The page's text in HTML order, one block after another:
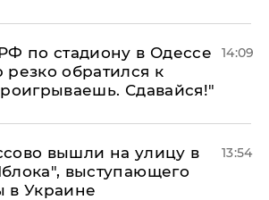
по стадиону в Одессе
обратился к
Сдавайся!"
14:09
вышли на улицу в
выступающего
в Украине
13:54